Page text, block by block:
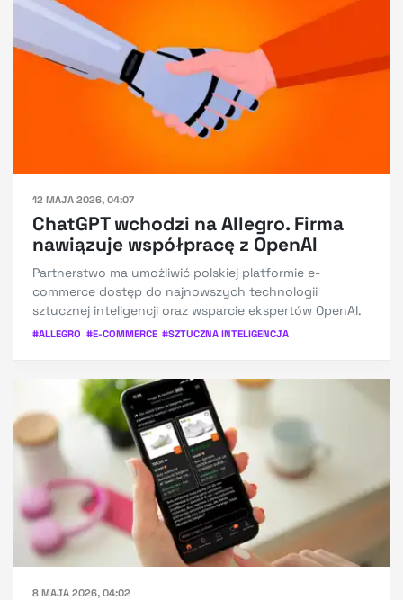
12 MAJA 2026, 04:07
ChatGPT wchodzi na Allegro. Firma
nawiązuje współpracę z OpenAI
Partnerstwo ma umożliwić polskiej platformie e-
commerce dostęp do najnowszych technologii
sztucznej inteligencji oraz wsparcie ekspertów OpenAI.
#ALLEGRO #E-COMMERCE #SZTUCZNA INTELIGENCJA
8 MAJA 2026, 04:02